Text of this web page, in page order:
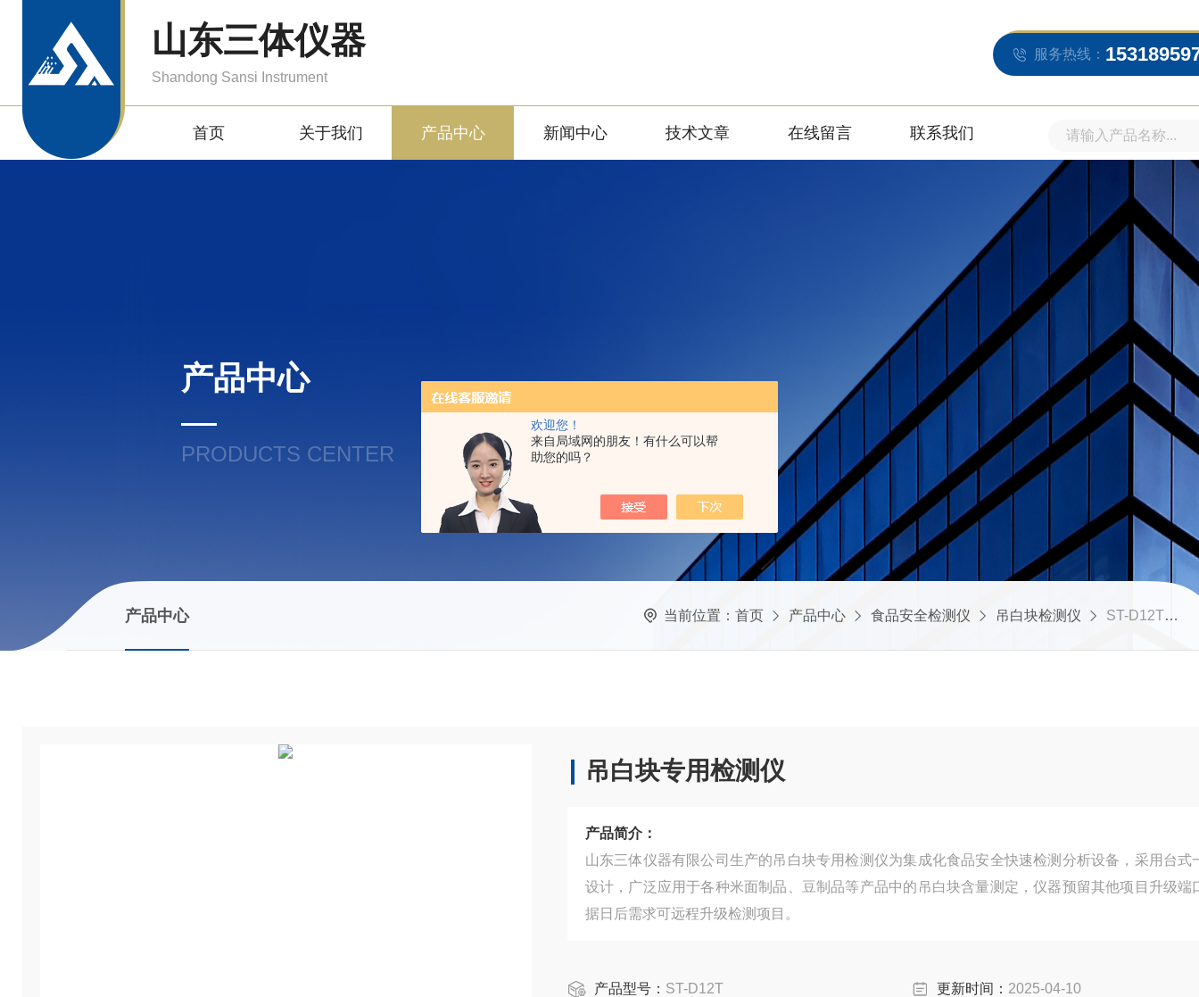
欢迎您！
来自局域网的朋友！有什么可以帮
助您的吗？
山东三体仪器
Shandong Sansi Instrument
服务热线：
首页 关于我们 产品中心 新闻中心 技术文章 在线留言 联系我们
产品中心
PRODUCTS CENTER
产品中心 当前位置： 首页 产品中心 食品安全检测仪 吊白块检测仪 ST-D12T吊白块专用检测仪
吊白块专用检测仪
产品简介：
山东三体仪器有限公司生产的吊白块专用检测仪为集成化食品安全快速检测分析设备，采用台式
设计，广泛应用于各种米面制品、豆制品等产品中的吊白块含量测定，仪器预留其他项目升级端
据日后需求可远程升级检测项目。
产品型号： ST-D12T 更新时间： 2025-04-10